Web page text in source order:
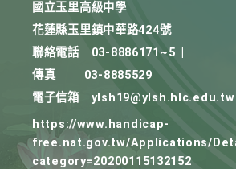
國立玉里高級中學
花蓮縣玉里鎮中華路424號
聯絡電話
03-8886171~5
傳真
03-8885529
電子信箱
ylsh19@ylsh.hlc.edu.tw
https://www.handicap-
free.nat.gov.tw/Applications/
category=20200115132152